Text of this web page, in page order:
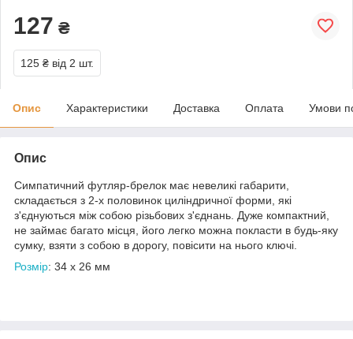
127 ₴
125 ₴ від 2 шт.
Опис Характеристики Доставка Оплата Умови
Опис
Симпатичний футляр-брелок має невеликі габарити,
складається з 2-х половинок циліндричної форми, які
з'єднуються між собою різьбових з'єднань. Дуже компактний,
не займає багато місця, його легко можна покласти в будь-яку
сумку, взяти з собою в дорогу, повісити на нього ключі.
Розмір: 34 х 26 мм